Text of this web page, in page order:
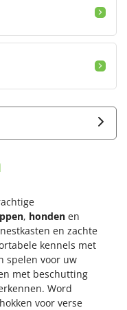
, honden en
en zachte
kennels met
spelen voor uw
met beschutting
Word
voor verse